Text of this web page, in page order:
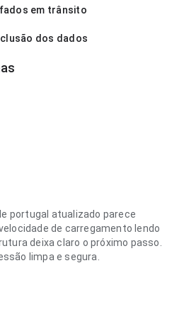
em trânsito
dos dados
portugal atualizado parece
de carregamento lendo
deixa claro o próximo passo.
limpa e segura.